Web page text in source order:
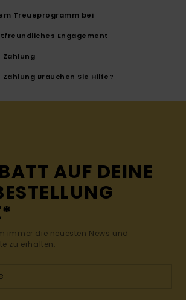
Treueprogramm bei
Engagement
Zahlung
Zahlung Brauchen Sie Hilfe?
AUF DEINE
immer die neuesten News und
zu erhalten.